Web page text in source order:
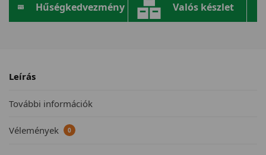
Hűségkedvezmény Valós készlet
Leírás
További információk
Vélemények 0